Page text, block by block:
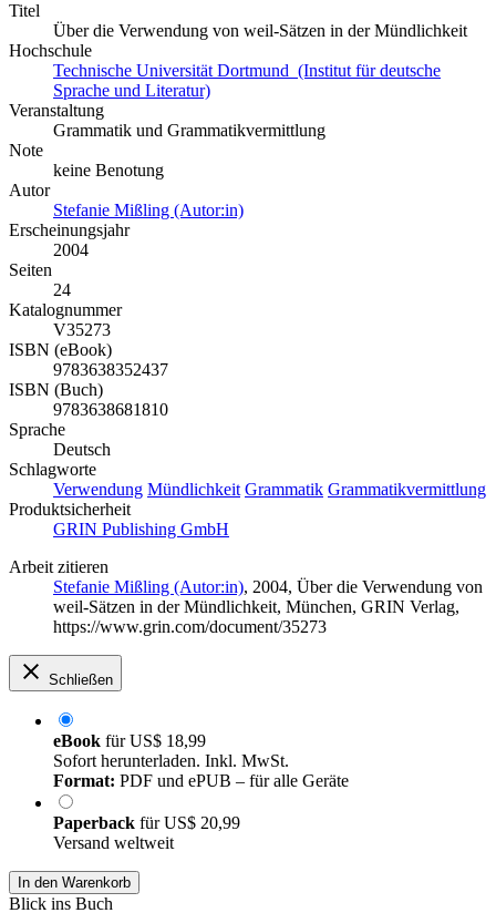
Titel
Über die Verwendung von weil-Sätzen in der Mündlichkeit
Hochschule
Technische Universität Dortmund (Institut für deutsche
Sprache und Literatur)
Veranstaltung
Grammatik und Grammatikvermittlung
Note
keine Benotung
Autor
Stefanie Mißling (Autor:in)
Erscheinungsjahr
2004
Seiten
24
Katalognummer
V35273
ISBN (eBook)
9783638352437
ISBN (Buch)
9783638681810
Sprache
Deutsch
Schlagworte
Verwendung Mündlichkeit Grammatik Grammatikvermittlung
Produktsicherheit
GRIN Publishing GmbH
Arbeit zitieren
Stefanie Mißling (Autor:in), 2004, Über die Verwendung von
weil-Sätzen in der Mündlichkeit, München, GRIN Verlag,
https://www.grin.com/document/35273
Schließen
eBook fürUS$ 18,99
Sofort herunterladen. Inkl. MwSt.
Format: PDF und ePUB – für alle Geräte
Paperback fürUS$ 20,99
Versand weltweit
In den Warenkorb
Blick ins Buch